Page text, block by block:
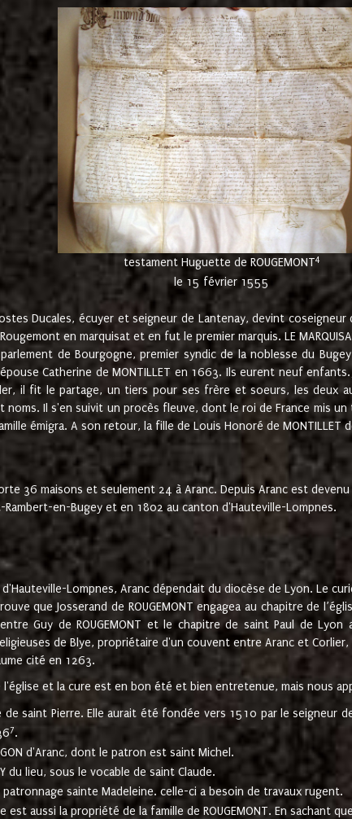
testament Huguette de ROUGEMONT4
le 15 février 1555
Ducales, écuyer et seigneur de Lantenay, devint
en marquisat et en fut le premier marquis. LE
de Bourgogne, premier syndic de la noblesse du
épouse Catherine de MONTILLET en 1663. Ils eurent neuf
il fit le partage, un tiers pour ses frère et soeurs, les deux
noms. Il s'en suivit un procès fleuve, dont le roi de France mis
émigra. A son retour, la fille de Louis Honoré de MONTILLET
36 maisons et seulement 24 à Aranc. Depuis Aranc est
en-Bugey et en 1802 au canton d'Hauteville-Lompnes.
Lompnes, Aranc dépendait du diocèse de Lyon. Le
que Josserand de ROUGEMONT engagea au chapitre de
Guy de ROUGEMONT et le chapitre de saint Paul de
de Blye, propriétaire d'un couvent entre Aranc et Corlier,
cité en 1263.
et la cure est en bon été et bien entretenue, mais nous
saint Pierre. Elle aurait été fondée vers 1510 par le seigneur de
7.
d'Aranc, dont le patron est saint Michel.
du lieu, sous le vocable de saint Claude.
patronnage sainte Madeleine. celle-ci a besoin de travaux rugent.
aussi la propriété de la famille de ROUGEMONT. En sachant